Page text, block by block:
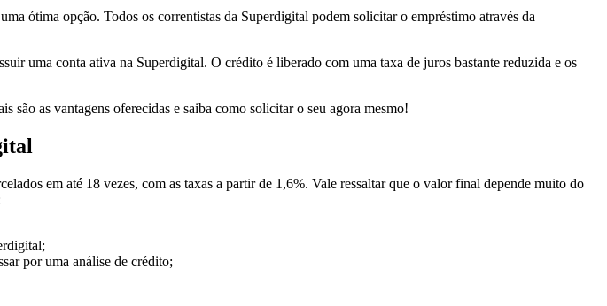
ótima opção. Todos os correntistas da Superdigital podem solicitar o empréstimo através da
uma conta ativa na Superdigital. O crédito é liberado com uma taxa de juros bastante reduzida e os
são as vantagens oferecidas e saiba como solicitar o seu agora mesmo!
em até 18 vezes, com as taxas a partir de 1,6%. Vale ressaltar que o valor final depende muito do
por uma análise de crédito;